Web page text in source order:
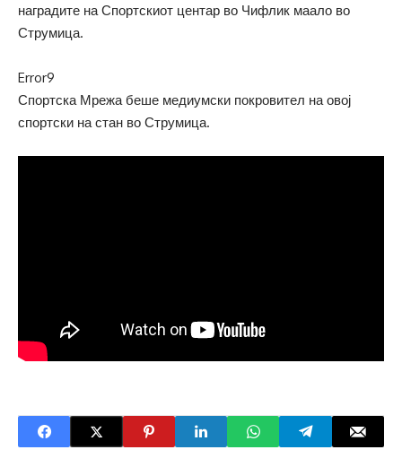
наградите на Спортскиот центар во Чифлик маало во
Струмица.
Error9
Спортска Мрежа беше медиумски покровител на овој
спортски на стан во Струмица.